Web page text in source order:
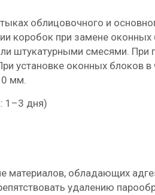
облицовочного и
коробок при замене оконных
штукатурными смесями. При
установке оконных блоков
мм.
1–3 дня)
материалов, обладающих
удалению